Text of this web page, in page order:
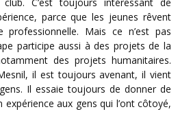
parce que les jeunes rêvent
Mais ce n’est pas
participe aussi à des projets de la
des projets humanitaires.
il est toujours avenant, il vient
Il essaie toujours de donner de
aux gens qui l’ont côtoyé,